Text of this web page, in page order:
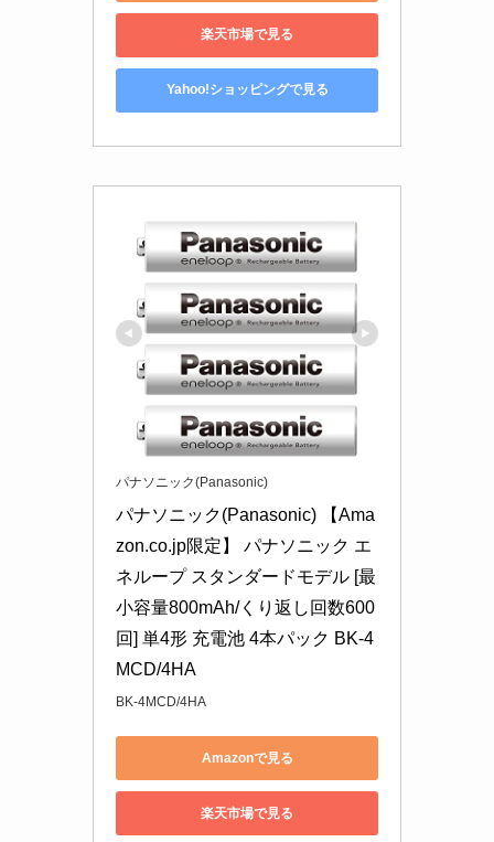
楽天市場で見る
Yahoo!ショッピングで見る
パナソニック(Panasonic)
パナソニック(Panasonic) 【Ama
zon.co.jp限定】 パナソニック エ
ネループ スタンダードモデル [最
小容量800mAh/くり返し回数600
回] 単4形 充電池 4本パック BK-4
MCD/4HA
BK-4MCD/4HA
Amazonで見る
楽天市場で見る